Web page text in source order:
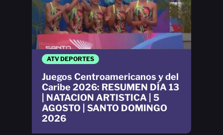
ATV DEPORTES
Juegos Centroamericanos y del
Caribe 2026: RESUMEN DÍA 13
| NATACION ARTISTICA | 5
AGOSTO | SANTO DOMINGO
2026